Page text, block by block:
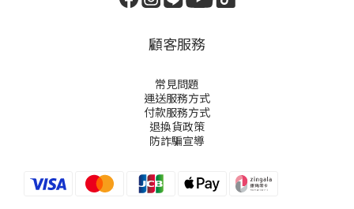
顧客服務
常見問題
運送服務方式
付款服務方式
退換貨政策
防詐騙宣導